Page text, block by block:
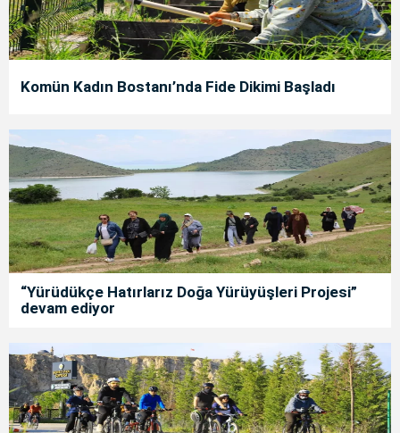
Komün Kadın Bostanı’nda Fide Dikimi Başladı
“Yürüdükçe Hatırlarız Doğa Yürüyüşleri Projesi”
devam ediyor